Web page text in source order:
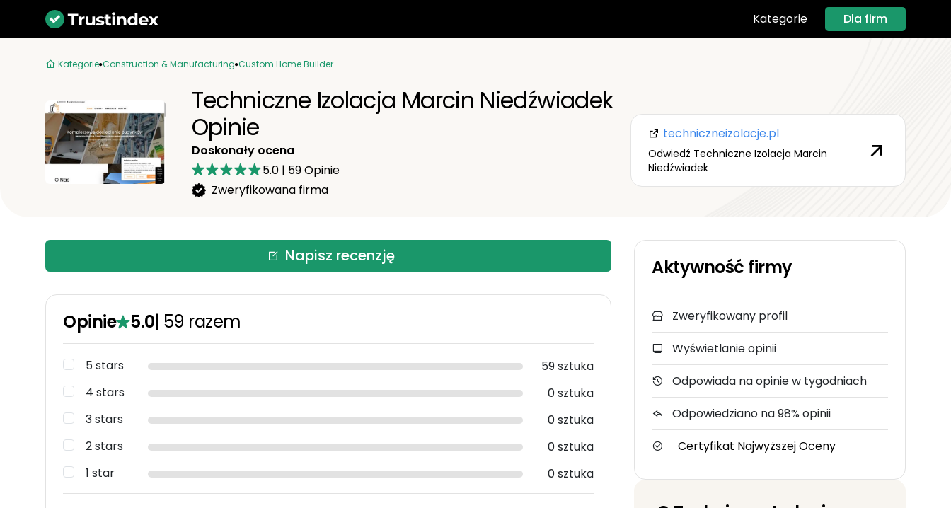
Kategorie Dla firm
Kategorie Construction & Manufacturing Custom Home Builder
Techniczne Izolacja Marcin Niedźwiadek
Opinie
Doskonały ocena
5.0 | 59Opinie
Zweryfikowana firma
techniczneizolacje.pl
Odwiedź Techniczne Izolacja Marcin
Niedźwiadek
Napisz recenzję
Opinie 5.0| 59 razem
5 stars
59 sztuka
4 stars
0 sztuka
3 stars
0 sztuka
2 stars
0 sztuka
1 star
0 sztuka
Aktywność firmy
Zweryfikowany profil
Wyświetlanie opinii
Odpowiada na opinie w tygodniach
Odpowiedziano na 98% opinii
Certyfikat Najwyższej Oceny